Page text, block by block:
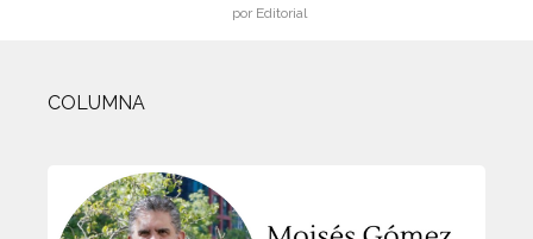
por Editorial
COLUMNA